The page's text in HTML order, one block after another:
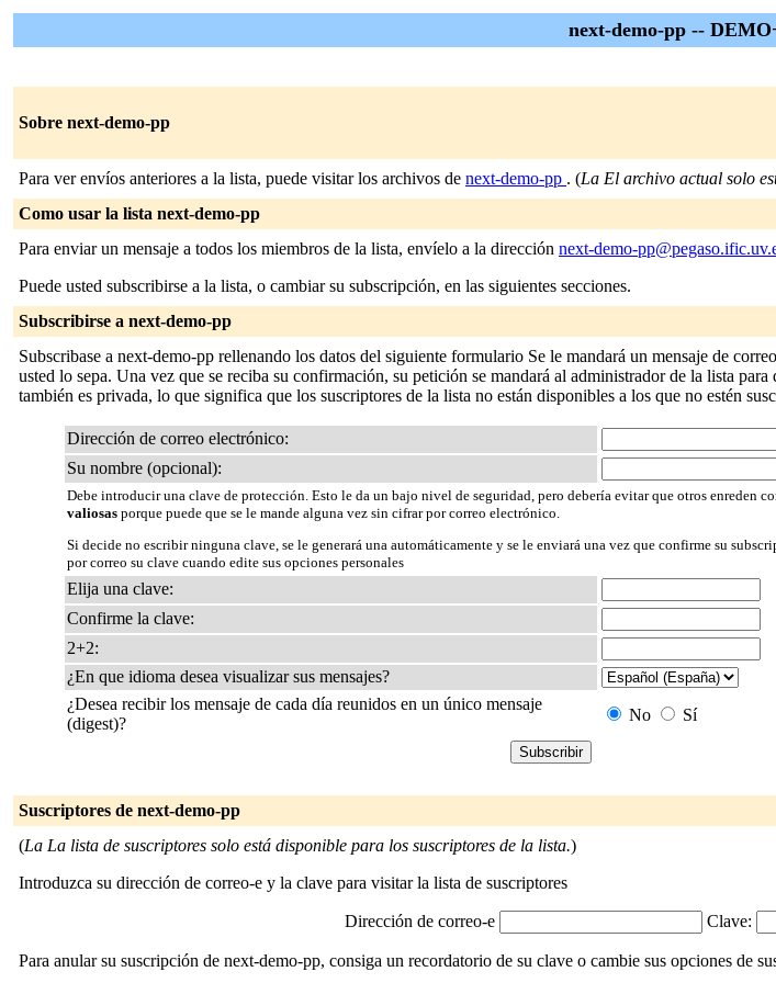
next-demo-pp --
Sobre next-demo-pp
Para ver envíos anteriores a la lista, puede visitar los archivos de next-demo-pp . (La El archivo actual solo
Como usar la lista next-demo-pp
Para enviar un mensaje a todos los miembros de la lista, envíelo a la dirección next-demo-
Puede usted subscribirse a la lista, o cambiar su subscripción, en las siguientes secciones.
Subscribirse a next-demo-pp
Subscribase a next-demo-pp rellenando los datos del siguiente formulario Se le mandará un mensaje de
usted lo sepa. Una vez que se reciba su confirmación, su petición se mandará al administrador de la lista
también es privada, lo que significa que los suscriptores de la lista no están disponibles a los que no estén
Dirección de correo electrónico:
Su nombre (opcional):
Debe introducir una clave de protección. Esto le da un bajo nivel de seguridad, pero debería evitar que otros enreden
valiosas porque puede que se le mande alguna vez sin cifrar por correo electrónico.
Si decide no escribir ninguna clave, se le generará una automáticamente y se le enviará una vez que confirme su
por correo su clave cuando edite sus opciones personales
Elija una clave:
Confirme la clave:
2+2:
¿En que idioma desea visualizar sus mensajes?
¿Desea recibir los mensaje de cada día reunidos en un único mensaje
(digest)?
No Sí
Suscriptores de next-demo-pp
(La La lista de suscriptores solo está disponible para los suscriptores de la lista.)
Introduzca su dirección de correo-e y la clave para visitar la lista de suscriptores
Dirección de correo-e Clave:
Para anular su suscripción de next-demo-pp, consiga un recordatorio de su clave o cambie sus opciones de